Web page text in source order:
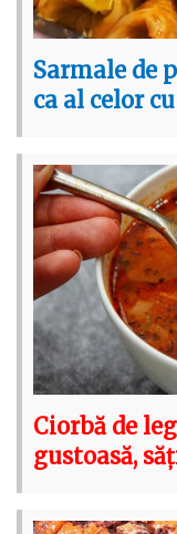
Sarmale de
ca al celor
Ciorbă de
gustoasă,